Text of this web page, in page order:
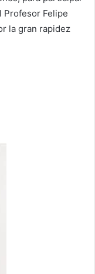
Profesor Felipe
la gran rapidez